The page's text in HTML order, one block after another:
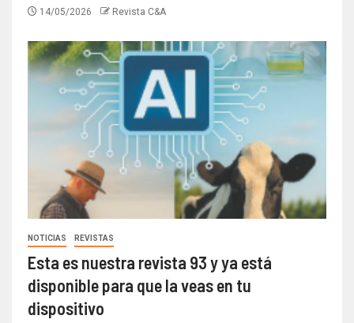
14/05/2026 Revista C&A
NOTICIAS REVISTAS
Esta es nuestra revista 93 y ya está
disponible para que la veas en tu
dispositivo